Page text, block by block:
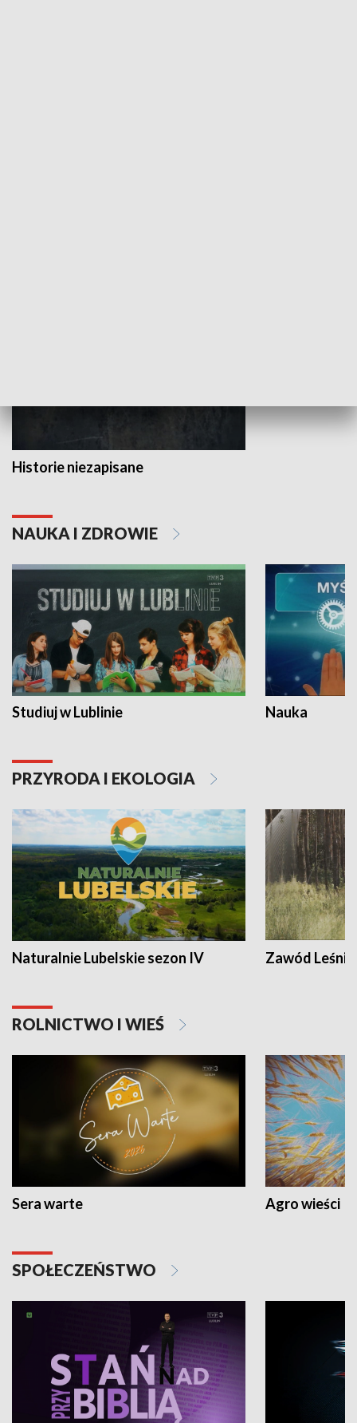
Historie niezapisane
NAUKA I ZDROWIE
Studiuj w Lublinie Nauka
PRZYRODA I EKOLOGIA
Naturalnie Lubelskie sezon IV Zawód Leśnik
ROLNICTWO I WIEŚ
Sera warte Agro wieści
SPOŁECZEŃSTWO